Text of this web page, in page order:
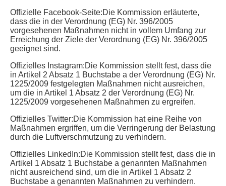
Offizielle Facebook-Seite:Die Kommission erläuterte,
dass die in der Verordnung (EG) Nr. 396/2005
vorgesehenen Maßnahmen nicht in vollem Umfang zur
Erreichung der Ziele der Verordnung (EG) Nr. 396/2005
geeignet sind.
Offizielles Instagram:Die Kommission stellt fest, dass die
in Artikel 2 Absatz 1 Buchstabe a der Verordnung (EG) Nr.
1225/2009 festgelegten Maßnahmen nicht ausreichen,
um die in Artikel 1 Absatz 2 der Verordnung (EG) Nr.
1225/2009 vorgesehenen Maßnahmen zu ergreifen.
Offizielles Twitter:Die Kommission hat eine Reihe von
Maßnahmen ergriffen, um die Verringerung der Belastung
durch die Luftverschmutzung zu verhindern.
Offizielles LinkedIn:Die Kommission stellt fest, dass die in
Artikel 1 Absatz 1 Buchstabe a genannten Maßnahmen
nicht ausreichend sind, um die in Artikel 1 Absatz 2
Buchstabe a genannten Maßnahmen zu verhindern.